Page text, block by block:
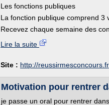
Les fonctions publiques
La fonction publique comprend 3
Recevez chaque semaine des
Lire la suite
Site : http://reussirmesconcours.fr
Motivation pour rentrer
je passe un oral pour rentrer